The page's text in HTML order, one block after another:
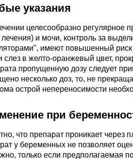
указания
целесообразно регулярное
лечения) и мочи, контроль за
имеют повышенный
слез в желто-оранжевый цвет,
пропущенную дозу следует
несколько доз, то, не
острой непереносимости
при
что препарат проникает
у беременных не позволяет
только если предполагаемая